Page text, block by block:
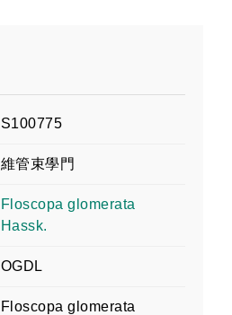
S100775
維管束學門
Floscopa glomerata
Hassk.
OGDL
Floscopa glomerata